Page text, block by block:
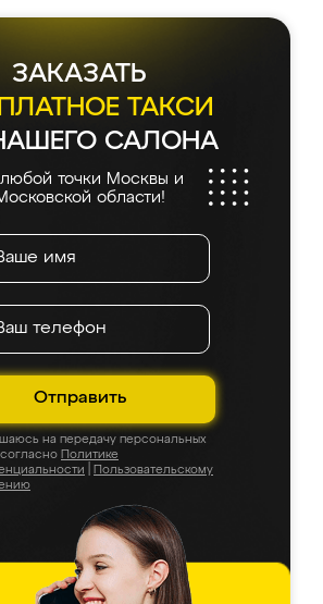
ЗАКАЗАТЬ
ТАКСИ
САЛОНА
точки Москвы и
области!
Отправить
на передачу персональных
Политике
Пользовательскому